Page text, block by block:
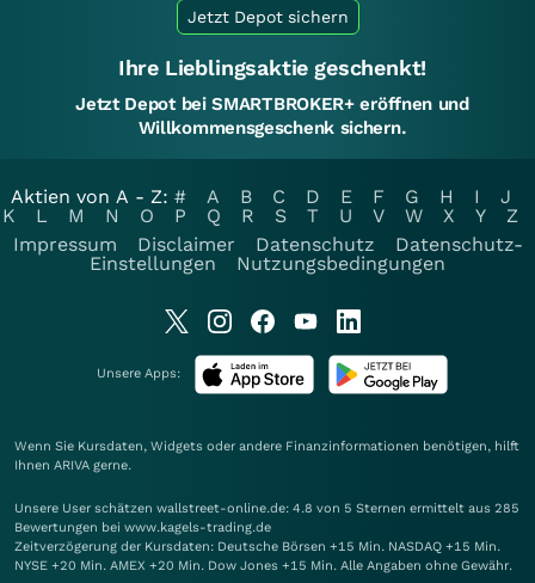
Jetzt Depot sichern
Ihre Lieblingsaktie geschenkt!
Jetzt Depot bei SMARTBROKER+ eröffnen und
Willkommensgeschenk sichern.
Aktien von A - Z: # A B C D E F G H I
J
K
L M N O P Q R S T U V W X Y
Z
Impressum
Disclaimer Datenschutz
Datenschutz-
Einstellungen
Nutzungsbedingungen
Unsere Apps:
Wenn Sie Kursdaten, Widgets oder andere Finanzinformationen benötigen, hilft
Ihnen ARIVA gerne.
Unsere User schätzen wallstreet-online.de: 4.8 von 5 Sternen ermittelt aus 285
Bewertungen bei www.kagels-trading.de
Zeitverzögerung der Kursdaten: Deutsche Börsen +15 Min. NASDAQ +15 Min.
NYSE +20 Min. AMEX +20 Min. Dow Jones +15 Min. Alle Angaben ohne Gewähr.